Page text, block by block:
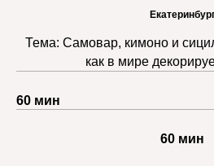
Тема: Самовар, кимоно и
как в мире
60 мин
60 мин